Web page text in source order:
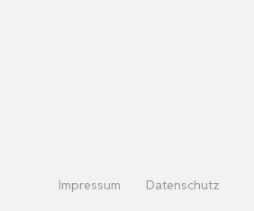
Impressum Datenschutz